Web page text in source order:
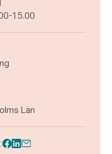
15.00
Län